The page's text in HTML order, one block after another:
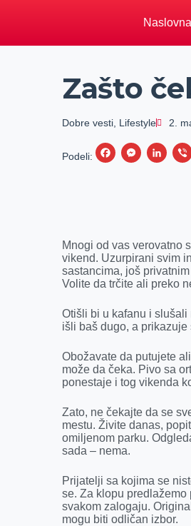
Naslovna
Zašto
Dobre vesti Lifestyle 2.
Podeli:
F
o
o
M
n
g
r
L
d
I
Mnogi od vas verovatno
vikend. Uzurpirani svim
sastancima, još
Volite da trčite ali preko
Otišli bi u kafanu i
išli baš dugo, a
Obožavate da putujete
može da čeka. Pivo sa
ponestaje i tog vikenda
Zato, ne čekajte da se
mestu. Živite danas,
omiljenom parku.
sada – nema.
Prijatelji sa kojima se
se. Za klopu predlažemo
svakom zalogaju.
mogu biti odličan izbor.